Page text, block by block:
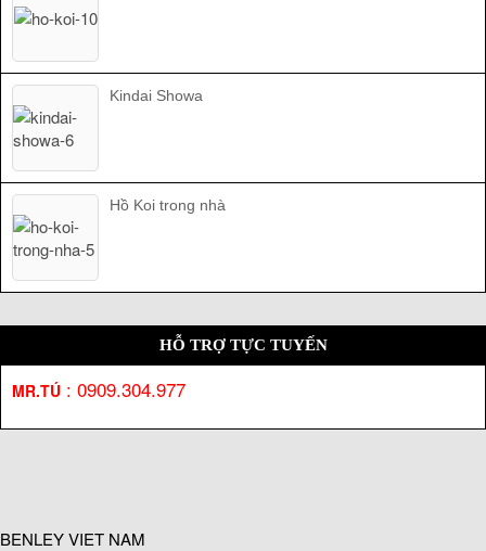
Kindai Showa
Hồ Koi trong nhà
HỖ TRỢ TỰC TUYẾN
MR.TÚ : 0909.304.977
BENLEY VIET NAM